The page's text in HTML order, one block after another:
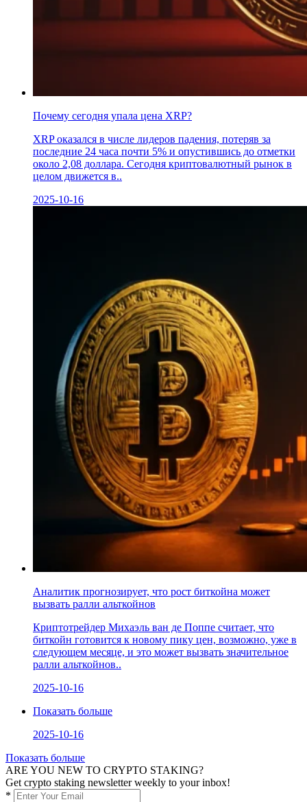
Почему сегодня упала цена XRP?
XRP оказался в числе лидеров падения, потеряв за
последние 24 часа почти 5% и опустившись до отметки
около 2,08 доллара. Сегодня криптовалютный рынок в
целом движется в..
2025-10-16
Аналитик прогнозирует, что рост биткойна может
вызвать ралли альткойнов
Криптотрейдер Михаэль ван де Поппе считает, что
биткойн готовится к новому пику цен, возможно, уже в
следующем месяце, и это может вызвать значительное
ралли альткойнов..
2025-10-16
Показать больше
2025-10-16
Показать больше
ARE YOU NEW TO CRYPTO STAKING?
Get crypto staking newsletter weekly to your inbox!
*